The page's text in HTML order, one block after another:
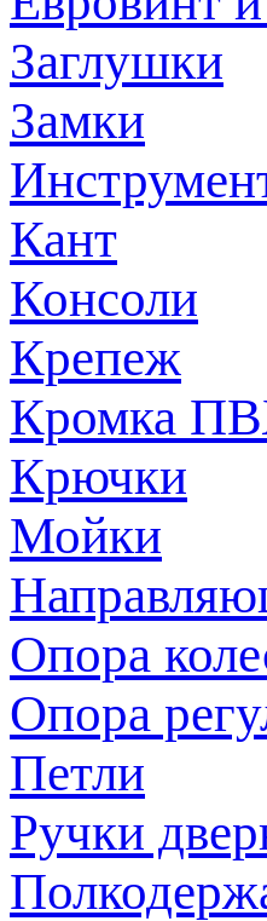
Заглушки
Замки
Кант
Консоли
Крепеж
Кромка
Крючки
Мойки
Опора
Опора
Петли
Ручки